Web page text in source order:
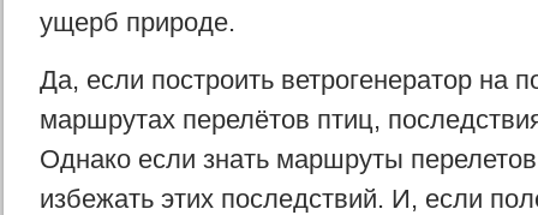
ущерб природе.
Да, если построить ветрогенератор на
маршрутах перелётов птиц,
Однако если знать маршруты
избежать этих последствий. И, если